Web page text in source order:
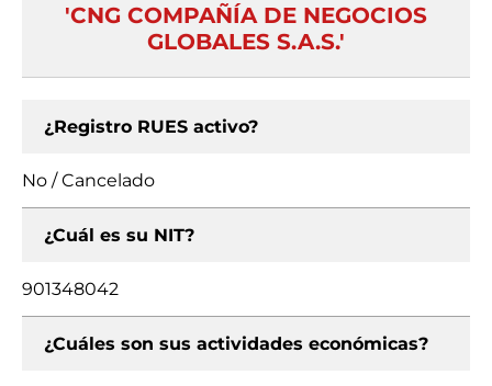
'CNG COMPAÑÍA DE NEGOCIOS
GLOBALES S.A.S.'
¿Registro RUES activo?
No / Cancelado
¿Cuál es su NIT?
901348042
¿Cuáles son sus actividades económicas?